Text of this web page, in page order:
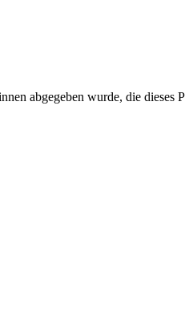
abgegeben wurde, die